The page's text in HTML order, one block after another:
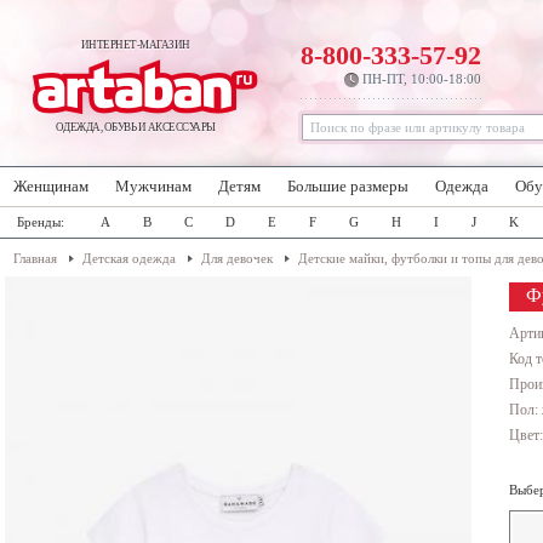
ИНТЕРНЕТ-МАГАЗИН
ОДЕЖДА, ОБУВЬ И АКСЕССУАРЫ
8-800-333-57-92
ПН-ПТ, 10:00-18:00
Женщинам Мужчинам Детям Большие размеры Одежда
Бренды: A B C D E F G H I J K
Главная Детская одежда Для девочек Детские майки, футболки и топы для
Код
Пол: